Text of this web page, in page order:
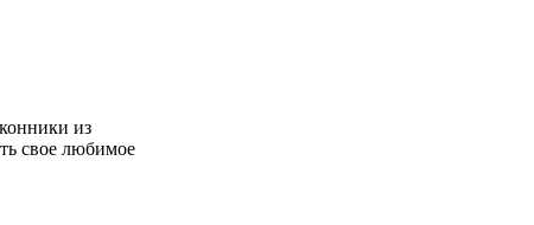
из
свое любимое